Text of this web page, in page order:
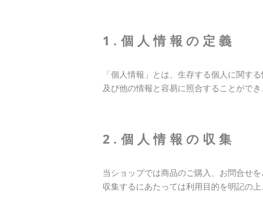
1.個人情報の定義
「個人情報」とは、生存する個人に関す
及び他の情報と容易に照合することがで
2.個人情報の収集
当ショップでは商品のご購入、お問合せ
収集するにあたっては利用目的を明記の